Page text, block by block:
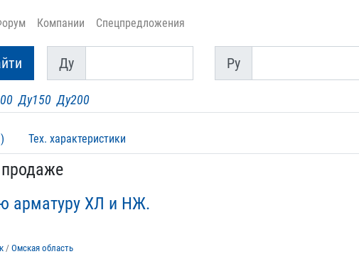
Компании Спецпредложения
Ду
Ду
Py
Py
Ду150 Ду200
Тех. характеристики
арматуру ХЛ и НЖ.
/ Омская область